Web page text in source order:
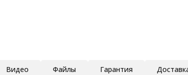
Видео Файлы Гарантия